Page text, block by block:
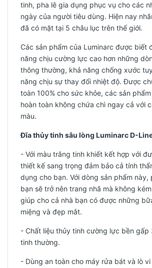
tinh, pha lê gia dụng phục vụ cho các
ngày của người tiêu dùng. Hiện nay
đã có mặt tại 5 châu lục trên thế giới.
Các sản phẩm của Luminarc được biết
năng chịu cường lực cao hơn những
thông thường, khả năng chống xước
năng chịu sự thay đổi nhiệt độ. Được
toàn 100% cho sức khỏe, các sản
hoàn toàn không chứa chì ngay cả với
màu.
Đĩa thủy tinh sâu lòng Luminarc D-
- Với màu trắng tinh khiết kết hợp với
thiết kế sang trọng đảm bảo cả tính
dụng cho bạn. Với dòng sản phẩm này,
bạn sẽ trở nên trang nhã mà không
giúp cho cả nhà bạn có được những
miệng và đẹp mắt.
- Chất liệu thủy tinh cường lực bền gấp
tinh thường.
- Dùng an toàn cho máy rửa bát và lò vi